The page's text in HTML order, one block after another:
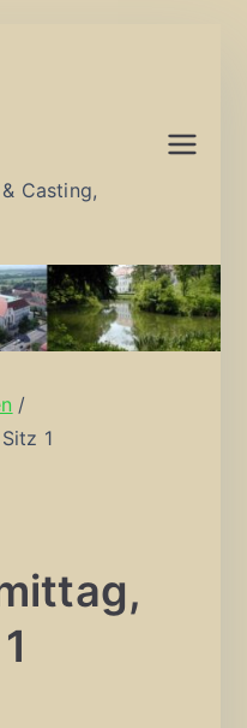
Casting,
1